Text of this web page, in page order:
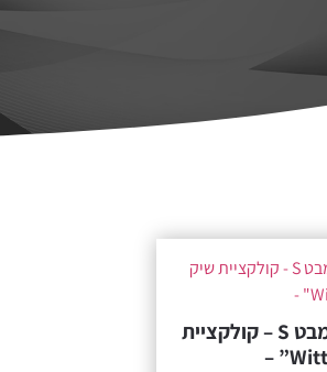
קופסת אחסון לאמבט S – קולקציית